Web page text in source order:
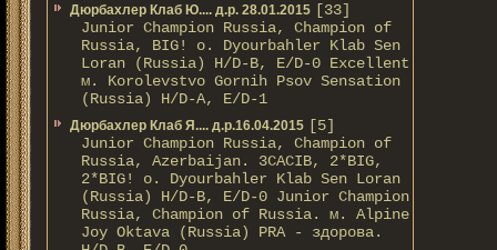
Дюрбахлер Клаб Ю.... д.р. 28.01.2015 [33]
Junior Champion Russia, Champion of
Russia, BIG! о. Dyourbahler Klab Sen
Loran (Russia) H/D-B, E/D-0 Excellent
м. Korolevstvo Gornih Psov Sensation
(Russia) H/D-A, E/D-1
Дюрбахлер Клаб Я.... д.р.16.04.2015 [5]
Junior Champion Russia, Champion of
Russia, Azerbaijan. 3CACIB, 2*BIG,
2*BIG! о. Dyourbahler Klab Sen Loran
(Russia) H/D-B, E/D-0 Junior Champion
Russia, Champion of Russia. м. Alpine
Joy Oktava (Russia) PRA - здорова.